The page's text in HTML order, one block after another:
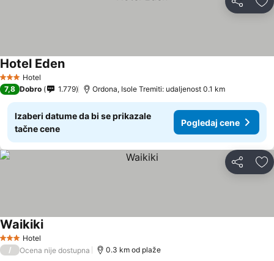
Deli
3 Zvezdice
Hotel
Hotel Eden
7,8 Dobro 1.779 Ordona, Isole Tremiti: udaljenost 0.1 km
Izaberi datume da bi se prikazale
tačne cene
Pogledaj cene
Deli
3 Zvezdice
Hotel
Waikiki
/ Ocena nije dostupna 0.3 km od plaže